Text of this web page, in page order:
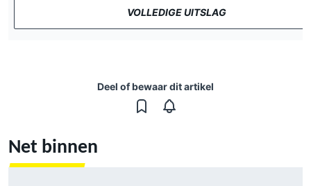
VOLLEDIGE UITSLAG
Deel of bewaar dit artikel
Net binnen